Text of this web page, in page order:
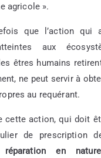
agricole ».
que l’action qui
aux
êtres humains
ne peut servir à
au requérant.
cette action, qui doit
de prescription
en nature